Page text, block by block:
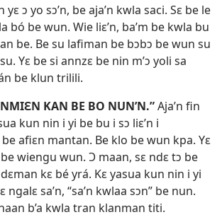
yɛ ɔ yo sɔ’n, be aja’n kwla saci. Sɛ be le
bó be wun. Wie liɛ’n, ba’m be kwla bu
be. Be su lafiman be bɔbɔ be wun su
Yɛ be si annzɛ be nin m’ɔ yoli sa
be klun trilili.
KAN BE BO NUN’N.”Aja’n fin
kun nin i yi be bu i sɔ liɛ’n i
afiɛn mantan. Be klo be wun kpa. Yɛ
wiengu wun. Ɔ maan, sɛ ndɛ tɔ be
kɛ bé yrá. Kɛ yasua kun nin i yi
sa’n, “sa’n kwlaa sɔn” be nun.
b’a kwla tran klanman titi.